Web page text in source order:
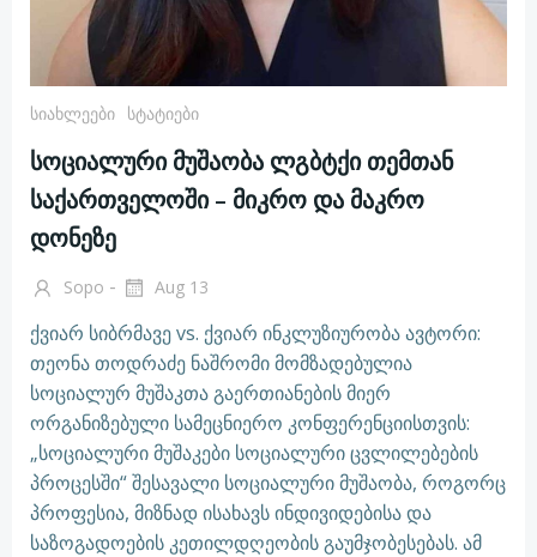
Სიახლეები Სტატიები
სოციალური მუშაობა ლგბტქი თემთან
საქართველოში – მიკრო და მაკრო
დონეზე
Sopo - Aug 13
ქვიარ სიბრმავე vs. ქვიარ ინკლუზიურობა ავტორი:
თეონა თოდრაძე ნაშრომი მომზადებულია
სოციალურ მუშაკთა გაერთიანების მიერ
ორგანიზებული სამეცნიერო კონფერენციისთვის:
„სოციალური მუშაკები სოციალური ცვლილებების
პროცესში“ შესავალი სოციალური მუშაობა, როგორც
პროფესია, მიზნად ისახავს ინდივიდებისა და
საზოგადოების კეთილდღეობის გაუმჯობესებას. ამ